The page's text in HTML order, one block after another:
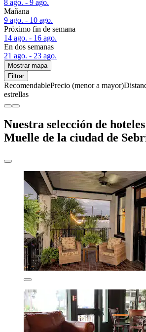
8 ago. - 9 ago.
Mañana
9 ago. - 10 ago.
Próximo fin de semana
14 ago. - 16 ago.
En dos semanas
21 ago. - 23 ago.
Mostrar mapa
Filtrar
RecomendablePrecio (menor a mayor)
estrellas
Nuestra selección de
Muelle de la ciudad de